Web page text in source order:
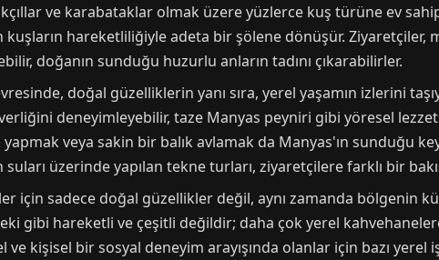
ve karabataklar olmak üzere yüzlerce kuş türüne ev
kuşların hareketliliğiyle adeta bir şölene dönüşür.
doğanın sunduğu huzurlu anların tadını çıkarabilirler.
doğal güzelliklerin yanı sıra, yerel yaşamın izlerini
deneyimleyebilir, taze Manyas peyniri gibi yöresel
veya sakin bir balık avlamak da Manyas'ın sunduğu
üzerinde yapılan tekne turları, ziyaretçilere farklı bir
için sadece doğal güzellikler değil, aynı zamanda bölgenin
gibi hareketli ve çeşitli değildir; daha çok yerel
ve kişisel bir sosyal deneyim arayışında olanlar için bazı